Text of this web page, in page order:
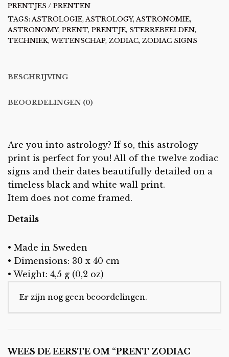
PRENTJES / PRENTEN
TAGS:ASTROLOGIE,ASTROLOGY,ASTRONOMIE,
ASTRONOMY, PRENT, PRENTJE, STERREBEELDEN,
TECHNIEK,WETENSCHAP, ZODIAC, ZODIAC SIGNS
BESCHRIJVING
BEOORDELINGEN (0)
Are you into astrology? If so, this astrology
print is perfect for you! All of the twelve zodiac
signs and their dates beautifully detailed on a
timeless black and white wall print.
Item does not come framed.
Details
• Made in Sweden
• Dimensions: 30 x 40 cm
• Weight: 4,5 g (0,2 oz)
Er zijn nog geen beoordelingen.
WEES DE EERSTE OM “PRENT ZODIAC